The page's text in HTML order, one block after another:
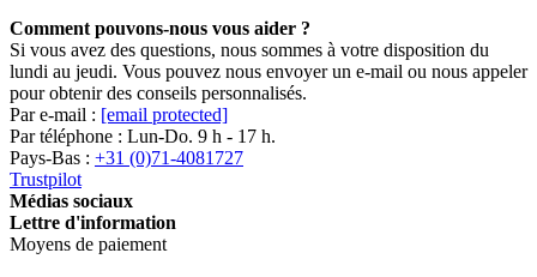
Comment pouvons-nous vous aider ?
Si vous avez des questions, nous sommes à votre disposition du
lundi au jeudi. Vous pouvez nous envoyer un e-mail ou nous appeler
pour obtenir des conseils personnalisés.
Par e-mail : [email protected]
Par téléphone : Lun-Do. 9 h - 17 h.
Pays-Bas : +31 (0)71-4081727
Trustpilot
Médias sociaux
Lettre d'information
Moyens de paiement